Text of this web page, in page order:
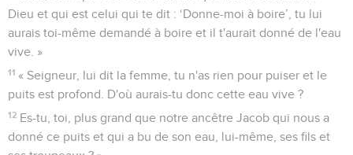
Dieu et qui est celui qui te dit : ‘Donne-moi à boire’, tu lui
aurais toi-même demandé à boire et il t'aurait donné de l'eau
vive. »
11 « Seigneur, lui dit la femme, tu n'as rien pour puiser et le
puits est profond. D'où aurais-tu donc cette eau vive ?
12 Es-tu, toi, plus grand que notre ancêtre Jacob qui nous a
donné ce puits et qui a bu de son eau, lui-même, ses fils et